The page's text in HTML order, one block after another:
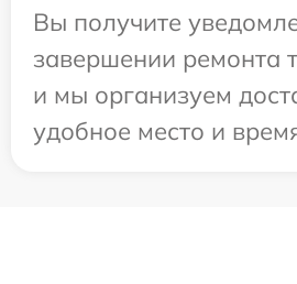
Вы получите
завершении ремонта
и мы организуем
удобное место и